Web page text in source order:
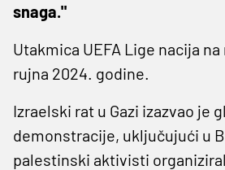
snaga."
Utakmica UEFA Lige nacija
rujna 2024. godine.
Izraelski rat u Gazi izazvao je
demonstracije, uključujući u
palestinski aktivisti